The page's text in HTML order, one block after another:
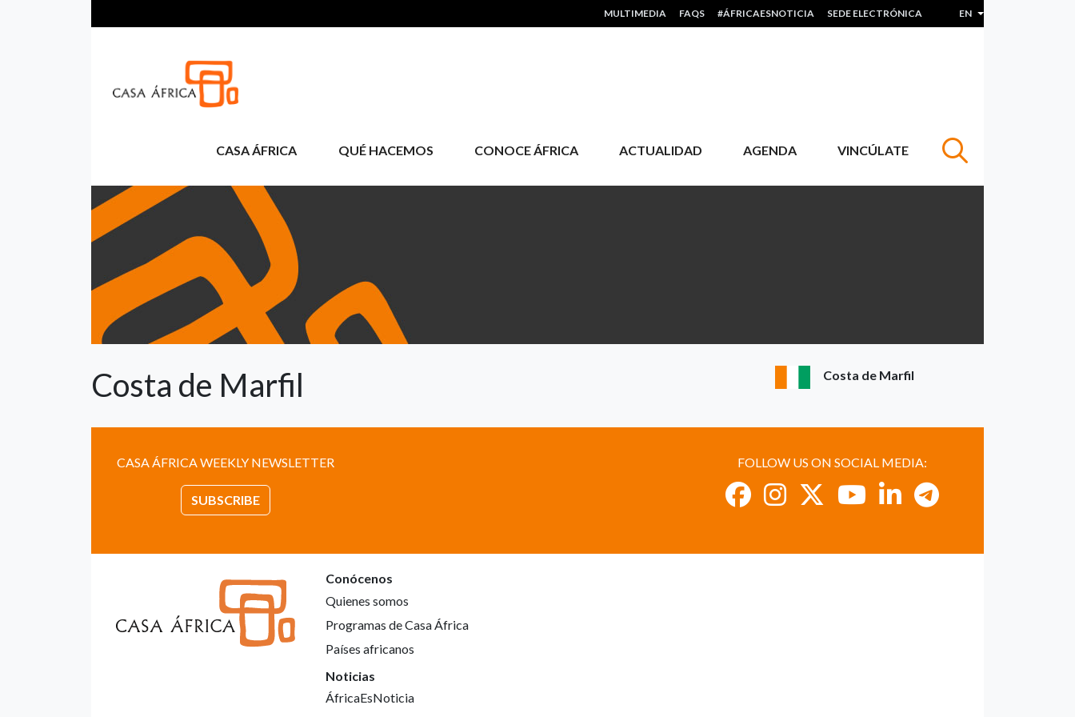
HEADER MENU
MULTIMEDIA FAQS #ÁFRICAESNOTICIA SEDE ELECTRÓNICA EN List additional actions
CASA ÁFRICA QUÉ HACEMOS CONOCE ÁFRICA ACTUALIDAD AGENDA VINCÚLATE
Costa de Marfil Costa de Marfil
CASA ÁFRICA WEEKLY NEWSLETTER
SUBSCRIBE
FOLLOW US ON SOCIAL MEDIA:
Conócenos
Quienes somos
Programas de Casa África
Países africanos
Noticias
ÁfricaEsNoticia